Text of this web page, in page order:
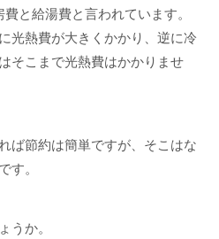
と給湯費と言われています。
光熱費が大きくかかり、逆に冷
そこまで光熱費はかかりませ
ば節約は簡単ですが、そこはな
す。
うか。